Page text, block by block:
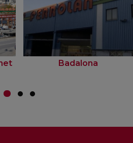
Badalona